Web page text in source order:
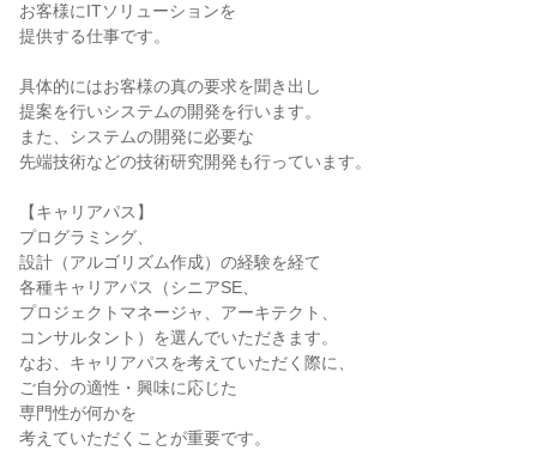
お客様にITソリューションを
提供する仕事です。
具体的にはお客様の真の要求を聞き出し
提案を行いシステムの開発を行います。
また、システムの開発に必要な
先端技術などの技術研究開発も行っています。
【キャリアパス】
プログラミング、
設計（アルゴリズム作成）の経験を経て
各種キャリアパス（シニアSE、
プロジェクトマネージャ、アーキテクト、
コンサルタント）を選んでいただきます。
なお、キャリアパスを考えていただく際に、
ご自分の適性・興味に応じた
専門性が何かを
考えていただくことが重要です。